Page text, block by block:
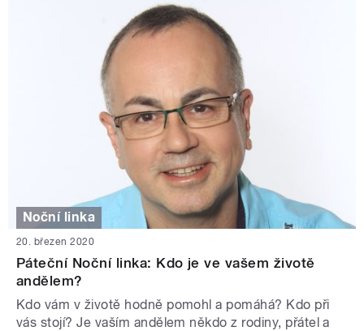
Noční linka
20. březen 2020
Páteční Noční linka: Kdo je ve vašem životě
andělem?
Kdo vám v životě hodně pomohl a pomáhá? Kdo při
vás stojí? Je vaším andělem někdo z rodiny, přátel a